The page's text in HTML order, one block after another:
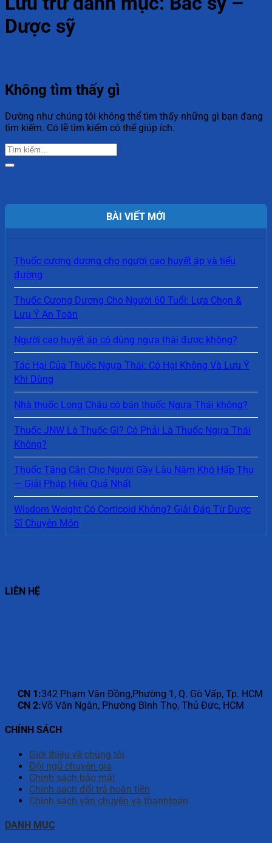
Dược sỹ
Không tìm thấy gì
Dường như chúng tôi không thể tìm thấy những gì bạn đang
tìm kiếm. Có lẽ tìm kiếm có thể giúp ích.
BÀI VIẾT MỚI
Thuốc cương dương cho người cao huyết áp và tiểu
đường
Thuốc Cương Dương Cho Người 60 Tuổi: Lựa Chọn &
Lưu Ý An Toàn
Người cao huyết áp có dùng ngựa thái được không?
Tác Hại Của Thuốc Ngựa Thái: Có Hại Không Và Lưu Ý
Khi Dùng
Nhà thuốc Long Châu có bán thuốc Ngựa Thái không?
Thuốc JNW Là Thuốc Gì? Có Phải Là Thuốc Ngựa Thái
Không?
Thuốc Tăng Cân Cho Người Gầy Lâu Năm Khó Hấp Thụ
— Giải Pháp Hiệu Quả Nhất
Wisdom Weight Có Corticoid Không? Giải Đáp Từ Dược
Sĩ Chuyên Môn
LIÊN HỆ
CN 1:342 Phạm Văn Đồng,Phường 1, Q. Gò Vấp, Tp. HCM
CN 2:Võ Văn Ngân, Phường Bình Thọ, Thủ Đức, HCM
CHÍNH SÁCH
Giới thiệu về chúng tôi
Đội ngũ chuyên gia
Chính sách bảo mật
Chính sách đổi trả hoàn tiền
Chính sách vận chuyển và thanhtoán
DANH MỤC